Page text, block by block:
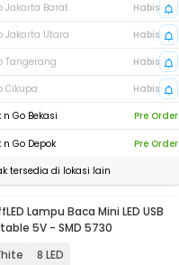
Jakarta Barat
Habis
Jakarta Utara
Habis
Tangerang
Habis
Cikupa
Habis
n Go Bekasi
Pre Order
n Go Depok
Pre Order
tersedia di lokasi lain
Lampu Baca Mini LED USB
5V - SMD 5730
8 LED